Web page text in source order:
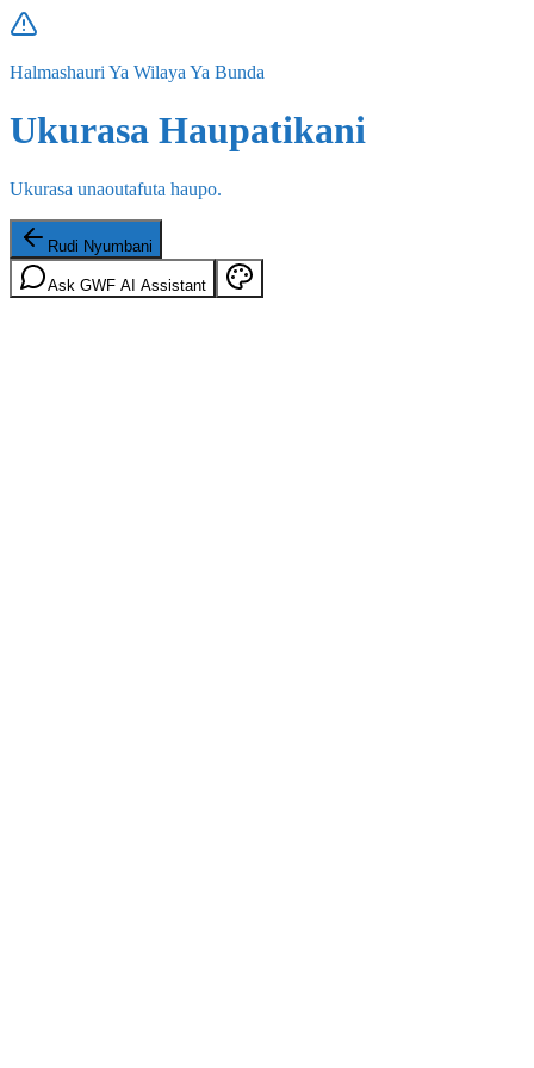
Halmashauri Ya Wilaya Ya Bunda
Ukurasa Haupatikani
Ukurasa unaoutafuta haupo.
Rudi Nyumbani
Ask GWF AI Assistant